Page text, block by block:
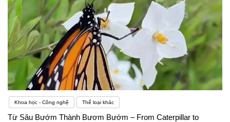
Khoa học - Công nghệ Thể loại khác
Từ Sâu Bướm Thành Bươm Bướm – From Caterpillar to